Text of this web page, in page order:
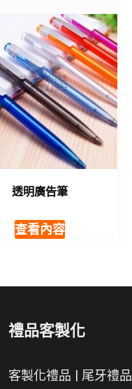
透明廣告筆
查看內容
禮品客製化
客製化禮品 | 尾牙禮品